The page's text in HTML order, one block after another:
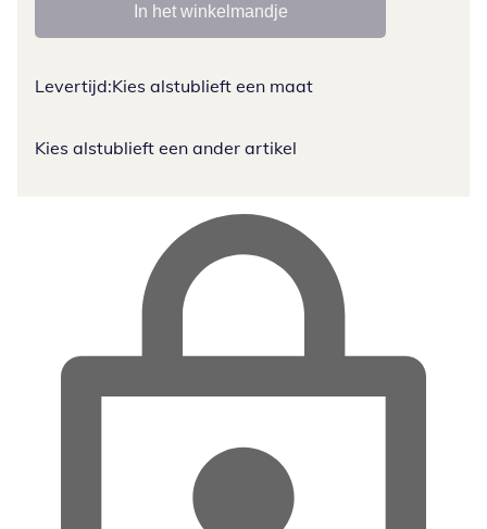
In het winkelmandje
Levertijd:Kies alstublieft een maat
Kies alstublieft een ander artikel